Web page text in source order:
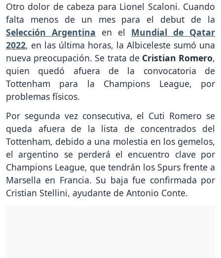
Otro dolor de cabeza para Lionel Scaloni. Cuando
falta menos de un mes para el debut de la
Selección Argentina en el Mundial de Qatar
2022, en las última horas, la Albiceleste sumó una
nueva preocupación. Se trata de Cristian Romero,
quien quedó afuera de la convocatoria de
Tottenham para la Champions League, por
problemas físicos.
Por segunda vez consecutiva, el Cuti Romero se
queda afuera de la lista de concentrados del
Tottenham, debido a una molestia en los gemelos,
el argentino se perderá el encuentro clave por
Champions League, que tendrán los Spurs frente a
Marsella en Francia. Su baja fue confirmada por
Cristian Stellini, ayudante de Antonio Conte.